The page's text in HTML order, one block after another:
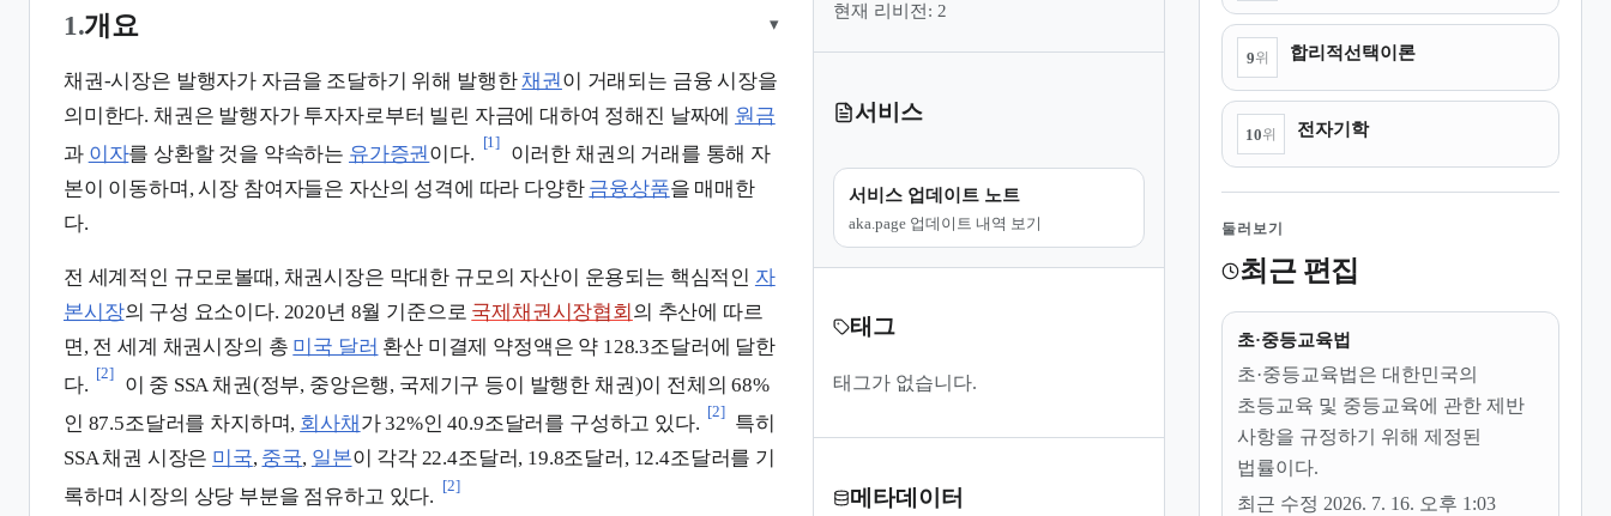
1.개요 ▾
채권-시장은 발행자가 자금을 조달하기 위해 발행한 채권 이 거래되는 금융 시장을
의미한다. 채권은 발행자가 투자자로부터 빌린 자금에 대하여 정해진 날짜에 원금
과 이자를 상환할 것을 약속하는 유가증권 이다.
[1]
이러한 채권의 거래를 통해 자
본이 이동하며, 시장 참여자들은 자산의 성격에 따라 다양한 금융상품을 매매한
다.
전 세계적인 규모로볼때, 채권시장은 막대한 규모의 자산이 운용되는 핵심적인 자
본시장의 구성 요소이다. 2020년 8월 기준으로 국제채권시장협회 의 추산에 따르
면, 전 세계 채권시장의 총 미국 달러 환산 미결제 약정액은 약 128.3조달러에 달한
다.
[2]
이 중 SSA 채권(정부, 중앙은행, 국제기구 등이 발행한 채권)이 전체의 68%
인 87.5조달러를 차지하며, 회사채 가 32%인 40.9조달러를 구성하고 있다.
[2]
특히
SSA 채권 시장은 미국, 중국, 일본이 각각 22.4조달러, 19.8조달러, 12.4조달러를 기
록하며 시장의 상당 부분을 점유하고 있다.
[2]
현재 리비전: 2
서비스
서비스 업데이트 노트
aka.page 업데이트 내역 보기
태그
태그가 없습니다.
메타데이터
9위 합리적선택이론
10위 전자기학
둘러보기
최근 편집
초·중등교육법
초·중등교육법은 대한민국의
초등교육 및 중등교육에 관한 제반
사항을 규정하기 위해 제정된
법률이다.
최근 수정 2026. 7. 16. 오후 1:03